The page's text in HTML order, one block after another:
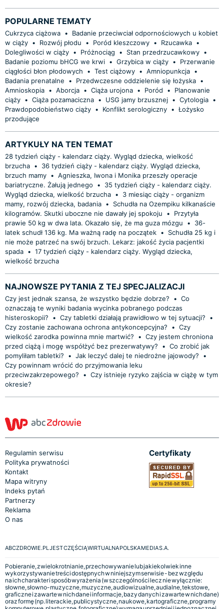
POPULARNE TEMATY
Cukrzyca ciążowa •
Badanie przeciwciał odpornościowych u kobiet
w ciąży • Rozwój płodu • Poród kleszczowy • Rzucawka •
Dolegliwości w ciąży • Próżnociąg • Stan przedrzucawkowy •
Badanie poziomu bHCG we krwi • Grzybica w ciąży •
Przerwanie
ciągłości błon płodowych
• Test ciążowy • Amniopunkcja •
Badania prenatalne
• Przedwczesne oddzielenie się łożyska •
Amnioskopia • Aborcja • Ciąża urojona • Poród •
Planowanie
ciąży • Ciąża pozamaciczna • USG jamy brzusznej • Cytologia •
Prawdopodobieństwo ciąży • Konflikt serologiczny • Łożysko
przodujące
ARTYKUŁY NA TEN TEMAT
28 tydzień ciąży - kalendarz ciąży. Wygląd dziecka, wielkość
brzucha •
36 tydzień ciąży - kalendarz ciąży. Wygląd dziecka,
brzuch mamy • Agnieszka, Iwona i Monika przeszły operacje
bariatryczne. Żałują jednego
•
35 tydzień ciąży - kalendarz ciąży.
Wygląd dziecka, wielkość brzucha •
3 miesiąc ciąży - organizm
mamy, rozwój dziecka, badania •
Schudła na Ozempiku kilkanaście
kilogramów. Skutki uboczne nie dawały jej spokoju
•
Przytyła
prawie 50 kg w dwa lata. Okazało się, że ma guza mózgu
•
36-
latek schudł 136 kg. Ma ważną radę na początek •
Schudła 25 kg i
nie może patrzeć na swój brzuch. Lekarz: jakość życia pacjentki
spada • 17 tydzień ciąży - kalendarz ciąży. Wygląd dziecka,
wielkość brzucha
NAJNOWSZE PYTANIA Z TEJ SPECJALIZACJI
Czy jest jednak szansa, że wszystko będzie dobrze? • Co
oznaczają te wyniki badania wycinka pobranego podczas
histeroskopii?
• Czy tabletki działają prawidłowo w tej sytuacji?
•
Czy zostanie zachowana ochrona antykoncepcyjna?
• Czy
wielkość zarodka powinna mnie martwić?
• Czy jestem chroniona
przed ciążą i mogę współżyć bez prezerwatywy?
• Co zrobić jak
pomyliłam tabletki?
• Jak leczyć dalej te niedrożne jajowody?
•
Czy powinnam wrócić do przyjmowania leku
przeciwzakrzepowego?
• Czy istnieje ryzyko zajścia w ciążę w tym
okresie?
Regulamin serwisu
Polityka prywatności
Kontakt
Mapa witryny
Indeks pytań
Partnerzy
Reklama
O nas
Certyfikaty
ABCZDROWIE.PL JEST CZĘŚCIĄ WIRTUALNA POLSKA MEDIA S.A.
Pobieranie, zwielokrotnianie, przechowywanie lub jakiekolwiek inne
wykorzystywanie treści dostępnych w niniejszym serwisie - bez względu
na ich charakter i sposób wyrażenia (w szczególności lecz nie wyłącznie:
słowne, słowno-muzyczne, muzyczne, audiowizualne, audialne, tekstowe,
graficzne i zawarte w nich dane i informacje, bazy danych i zawarte w nich dane)
oraz formę (np. literackie, publicystyczne, naukowe, kartograficzne, programy